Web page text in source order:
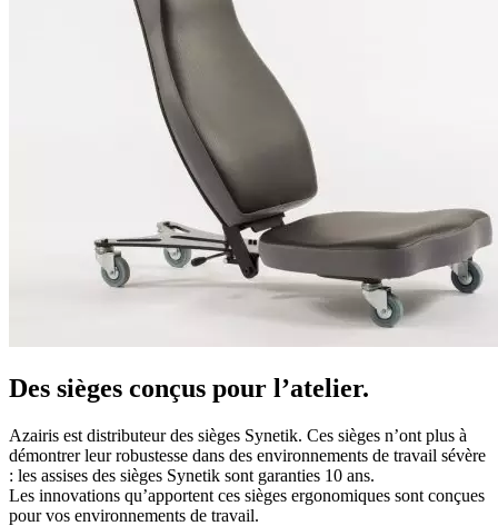
Des sièges conçus pour l’atelier.
Azairis est distributeur des sièges Synetik. Ces sièges n’ont plus à
démontrer leur robustesse dans des environnements de travail sévère
: les assises des sièges Synetik sont garanties 10 ans.
Les innovations qu’apportent ces sièges ergonomiques sont conçues
pour vos environnements de travail.